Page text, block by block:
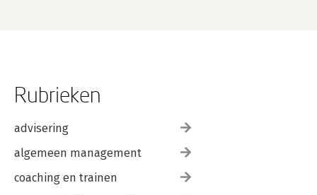
Rubrieken
advisering
algemeen management
coaching en trainen